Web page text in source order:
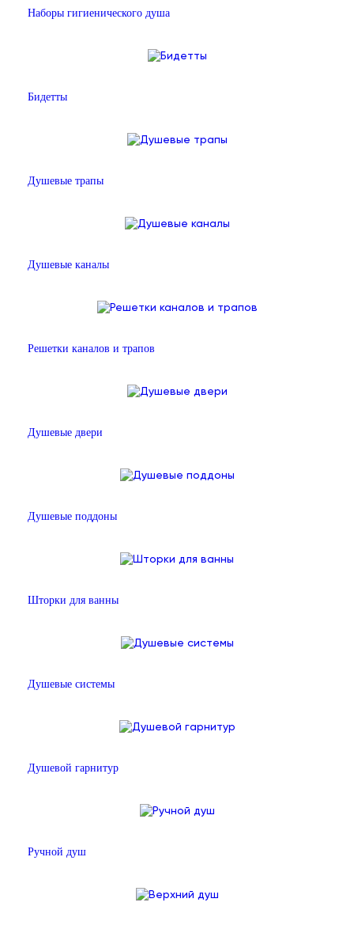
Наборы гигиенического душа
Бидетты
Душевые трапы
Душевые каналы
Решетки каналов и трапов
Душевые двери
Душевые поддоны
Шторки для ванны
Душевые системы
Душевой гарнитур
Ручной душ